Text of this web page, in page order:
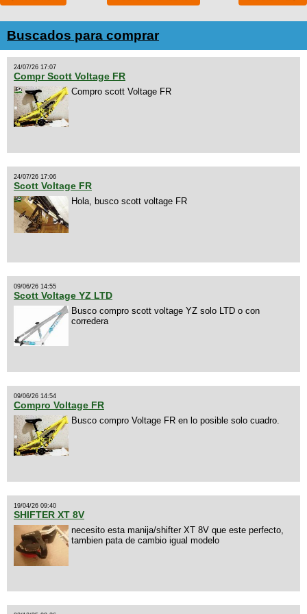
Buscados para comprar
24/07/26 17:07
Compr Scott Voltage FR
Compro scott Voltage FR
24/07/26 17:06
Scott Voltage FR
Hola, busco scott voltage FR
09/06/26 14:55
Scott Voltage YZ LTD
Busco compro scott voltage YZ solo LTD o con
corredera
09/06/26 14:54
Compro Voltage FR
Busco compro Voltage FR en lo posible solo cuadro.
19/04/26 09:40
SHIFTER XT 8V
necesito esta manija/shifter XT 8V que este perfecto,
tambien pata de cambio igual modelo